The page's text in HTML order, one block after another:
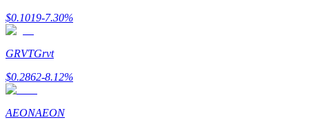
Menghasilkan
$0.1019-7.30%
GRVTGrvt
$0.2862-8.12%
AEONAEON